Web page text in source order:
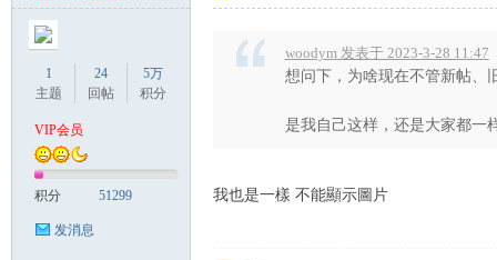
1
主题
24
回帖
5万
积分
VIP会员
积分 51299
发消息
woodym 发表于 2023-3-28 11:47
想问下，为啥现在不管新帖、
是我自己这样，还是大家都一
我也是一樣 不能顯示圖片